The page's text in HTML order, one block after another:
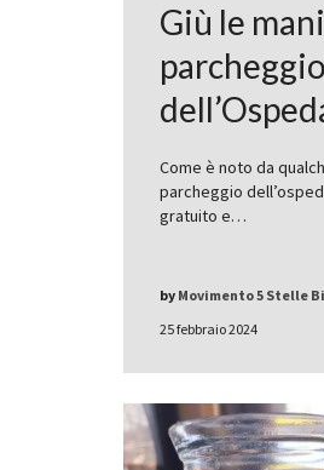
Giù le
parcheggio
Come è noto da
parcheggio
gratuito e…
25 febbraio 2024
by Movimento 5 Stelle